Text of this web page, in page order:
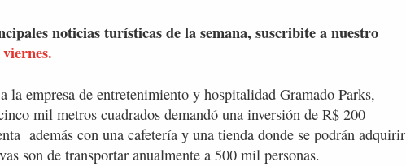
noticias turísticas de la semana, suscribite a nuestro
la empresa de entretenimiento y hospitalidad Gramado Parks,
mil metros cuadrados demandó una inversión de R$ 200
además con una cafetería y una tienda donde se podrán adquirir
son de transportar anualmente a 500 mil personas.